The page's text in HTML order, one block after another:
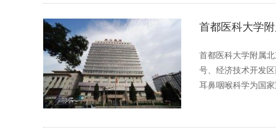
首都医科大学
首都医科大学附属
号、经济技术开发
耳鼻咽喉科学为国